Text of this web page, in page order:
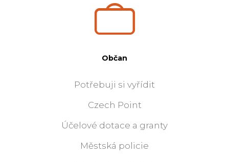
Občan
Potřebuji si vyřídit
Czech Point
Účelové dotace a granty
Městská policie